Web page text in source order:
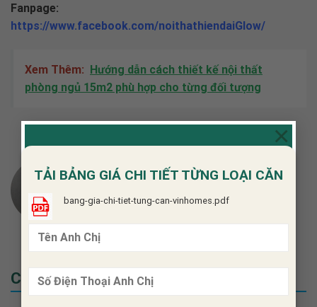
TẢI BẢNG GIÁ CHI TIẾT TỪNG LOẠI CĂN
bang-gia-chi-tiet-tung-can-vinhomes.pdf
×
Fanpage:
https://www.facebook.com/noithathiendaiGlow/
Xem Thêm: Hướng dẫn cách thiết kế nội thất
phòng ngủ 15m2 phù hợp cho từng đối tượng
PHAM QUYNH GLOW
Các Mẫu Ý Tưởng Thiết Kế